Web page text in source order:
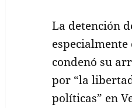
La detención
condenó su
por “la
políticas” en